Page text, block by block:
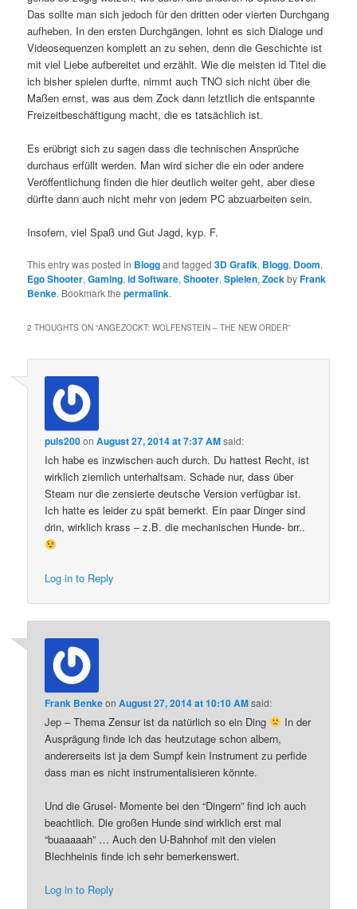
Das sollte man sich jedoch für den dritten oder vierten Durchgang
aufheben. In den ersten Durchgängen, lohnt es sich Dialoge und
Videosequenzen komplett an zu sehen, denn die Geschichte ist
mit viel Liebe aufbereitet und erzählt. Wie die meisten id Titel die
ich bisher spielen durfte, nimmt auch TNO sich nicht über die
Maßen ernst, was aus dem Zock dann letztlich die entspannte
Freizeitbeschäftigung macht, die es tatsächlich ist.
Es erübrigt sich zu sagen dass die technischen Ansprüche
durchaus erfüllt werden. Man wird sicher die ein oder andere
Veröffentlichung finden die hier deutlich weiter geht, aber diese
dürfte dann auch nicht mehr von jedem PC abzuarbeiten sein.
Insofern, viel Spaß und Gut Jagd, kyp. F.
This entry was posted in Bloggand tagged3D Grafik, Blogg, Doom,
Ego Shooter,Gaming,id Software,Shooter,Spielen,ZockbyFrank
Benke. Bookmark thepermalink.
2 THOUGHTS ON “ANGEZOCKT: WOLFENSTEIN – THE NEW ORDER”
puls200onAugust 27, 2014 at 7:37 AMsaid:
Ich habe es inzwischen auch durch. Du hattest Recht, ist
wirklich ziemlich unterhaltsam. Schade nur, dass über
Steam nur die zensierte deutsche Version verfügbar ist.
Ich hatte es leider zu spät bemerkt. Ein paar Dinger sind
drin, wirklich krass – z.B. die mechanischen Hunde- brr..
Log in to Reply
Frank BenkeonAugust 27, 2014 at 10:10 AMsaid:
Jep – Thema Zensur ist da natürlich so ein Ding
In der
Ausprägung finde ich das heutzutage schon albern,
andererseits ist ja dem Sumpf kein Instrument zu perfide
dass man es nicht instrumentalisieren könnte.
Und die Grusel- Momente bei den “Dingern” find ich auch
beachtlich. Die großen Hunde sind wirklich erst mal
“buaaaaah” … Auch den U-Bahnhof mit den vielen
Blechheinis finde ich sehr bemerkenswert.
Log in to Reply